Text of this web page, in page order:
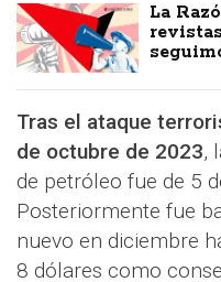
La
Tras el ataque
de octubre de 2023,
de petróleo fue de 5
Posteriormente fue
nuevo en diciembre
8 dólares como